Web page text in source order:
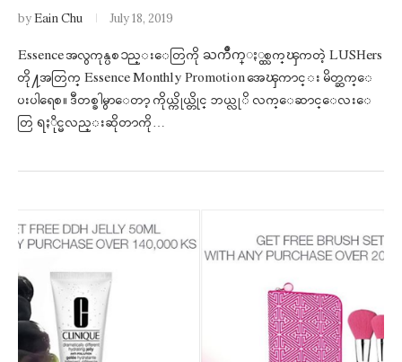
byEain Chu July 18, 2019
Essence အလွကုန္ပစၥည္းေတြကို ႀကိဳက္ႏွစ္သက္ၾကတဲ့ LUSHers
တို႔အတြက္ Essence Monthly Promotion အေၾကာင္း မိတ္ဆက္ေ
ပးပါရေစ။ ဒီတစ္ခါမွာေတာ့ ကိုယ္ကိုယ္တိုင္ ဘယ္လုိ လက္ေဆာင္ေလးေ
တြ ရႏိုင္မလည္းဆိုတာကို…